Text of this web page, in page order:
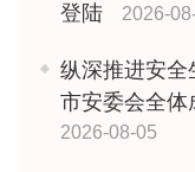
登陆
2026-
纵深推进安全
市安委会全体
2026-08-05